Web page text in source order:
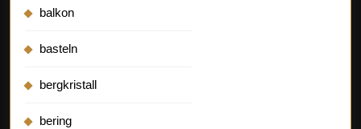
balkon
basteln
bergkristall
bering